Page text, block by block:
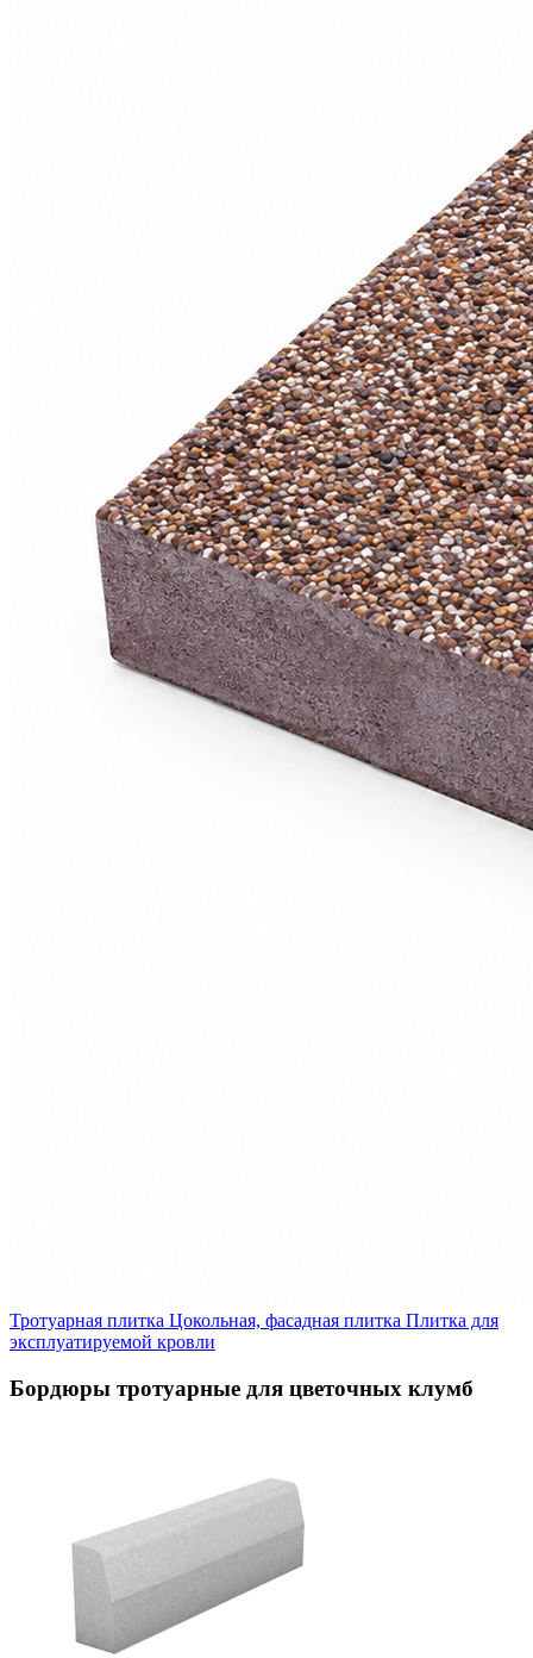
Тротуарная плитка Цокольная, фасадная плитка Плитка для
эксплуатируемой кровли
Бордюры тротуарные для цветочных клумб